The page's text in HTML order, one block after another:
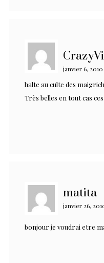
janvier 6, 2010
halte au culte des
Très belles en tout cas
matita
janvier 26,
bonjour je voudrai etre